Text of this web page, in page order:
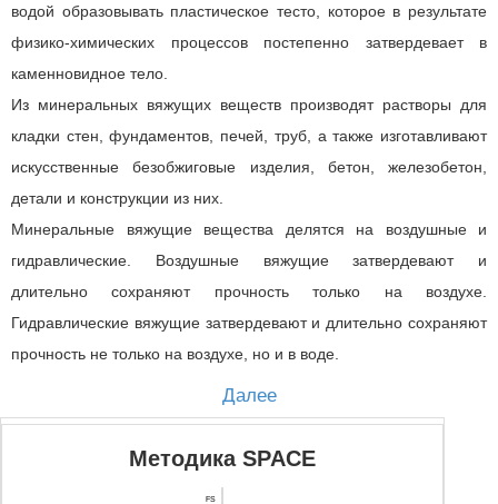
водой образовывать пластическое тесто, которое в результате
физико-химических процессов постепенно затвердевает в
каменновидное тело.
Из минеральных вяжущих веществ производят растворы для
кладки стен, фундаментов, печей, труб, а также изготавливают
искусственные безобжиговые изделия, бетон, железобетон,
детали и конструкции из них.
Минеральные вяжущие вещества делятся на воздушные и
гидравлические. Воздушные вяжущие затвердевают и
длительно сохраняют прочность только на воздухе.
Гидравлические вяжущие затвердевают и длительно сохраняют
прочность не только на воздухе, но и в воде.
Далее
Методика SPACE
FS